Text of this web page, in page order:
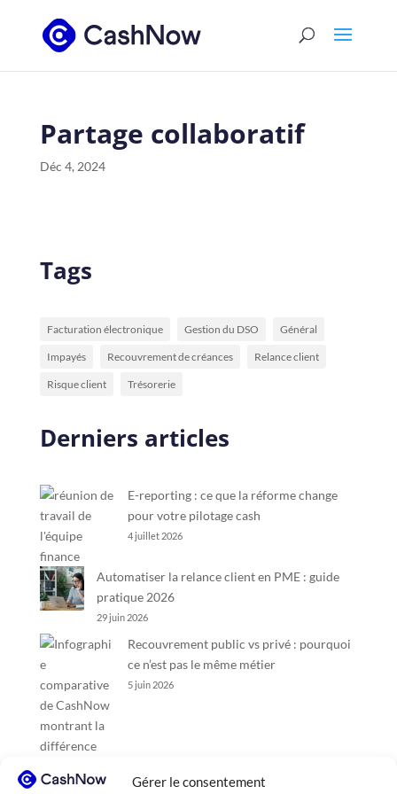
Gérer le consentement
Partage collaboratif
Déc 4, 2024
Tags
Facturation électronique Gestion du DSO Général
Impayés Recouvrement de créances Relance client
Risque client Trésorerie
Derniers articles
E-reporting : ce que la réforme change
pour votre pilotage cash
4 juillet 2026
Automatiser la relance client en PME : guide
pratique 2026
29 juin 2026
Recouvrement public vs privé : pourquoi
ce n’est pas le même métier
5 juin 2026